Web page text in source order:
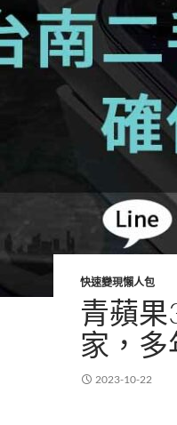
快速變現懶人包
青蘋果
家，
2023-10-22